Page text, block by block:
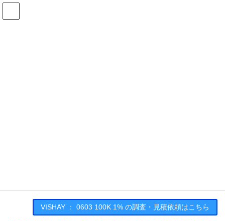
コ
ナ
VISHAY ： 0603 100K 1% の調査・見積依頼はこちら